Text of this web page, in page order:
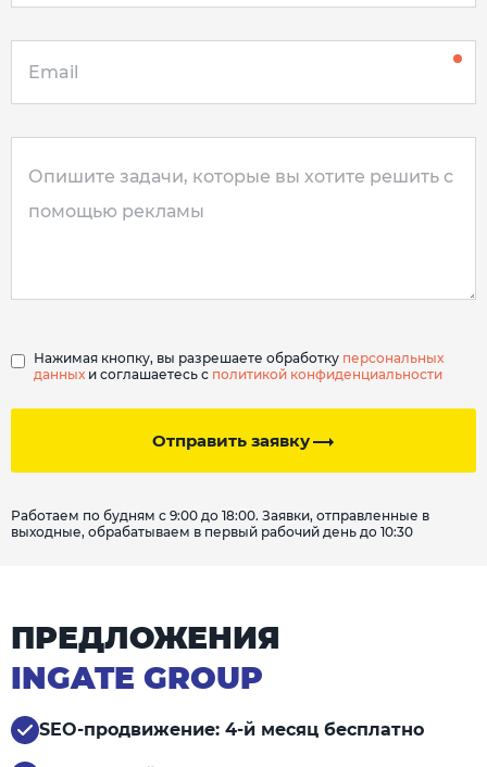
Отправить заявку
Нажимая кнопку, вы разрешаете обработку персональных
данных и соглашаетесь с политикой конфиденциальности
Работаем по будням с 9:00 до 18:00. Заявки, отправленные в
выходные, обрабатываем в первый рабочий день до 10:30
ПРЕДЛОЖЕНИЯ
INGATE GROUP
SEO-продвижение: 4-й месяц бесплатно